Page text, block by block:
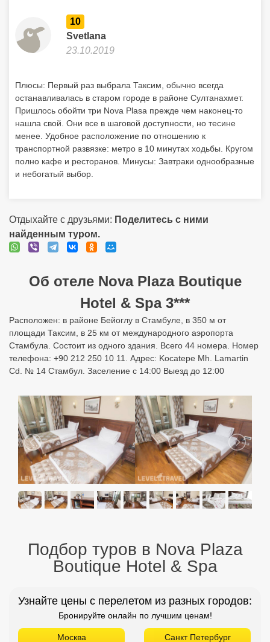
10
Svetlana
23.10.2019
Плюсы: Первый раз выбрала Таксим, обычно всегда
останавливалась в старом городе в районе Султанахмет.
Пришлось обойти три Nova Plasa прежде чем наконец-то
нашла свой. Они все в шаговой доступности, но тесине
менее. Удобное расположение по отношению к
транспортной развязке: метро в 10 минутах ходьбы. Кругом
полно кафе и ресторанов. Минусы: Завтраки однообразные
и небогатый выбор.
Отдыхайте с друзьями: Поделитесь с ними
найденным туром.
Об отеле Nova Plaza Boutique
Hotel & Spa 3***
Расположен: в районе Бейоглу в Стамбуле, в 350 м от
площади Таксим, в 25 км от международного аэропорта
Стамбула. Состоит из одного здания. Всего 44 номера. Номер
телефона: +90 212 250 10 11. Адрес: Kocatepe Mh. Lamartin
Cd. № 14 Стамбул. Заселение с 14:00 Выезд до 12:00
Подбор туров в Nova Plaza
Boutique Hotel & Spa
Узнайте цены с перелетом из разных городов:
Бронируйте онлайн по лучшим ценам!
Москва Санкт Петербург